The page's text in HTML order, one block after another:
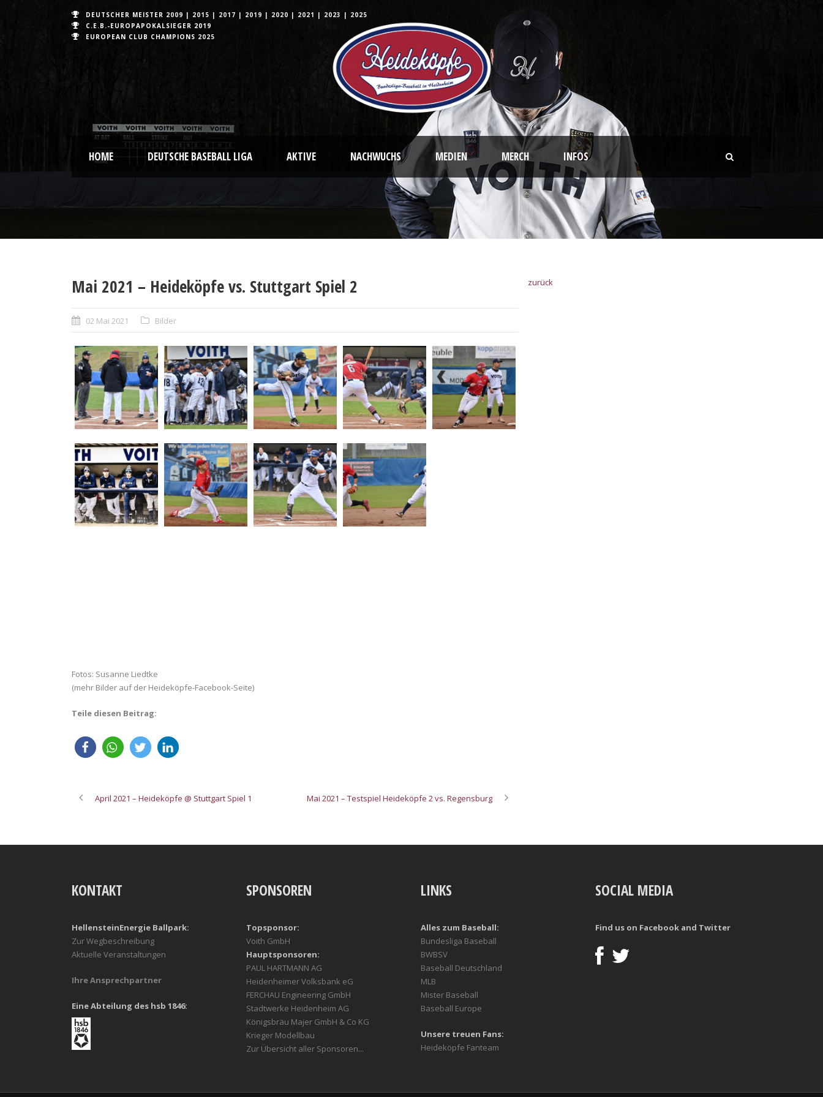
DEUTSCHER MEISTER 2009 | 2015 | 2017 | 2019 | 2020 | 2021 | 2023 | 2025
C.E.B.-EUROPAPOKALSIEGER 2019
EUROPEAN CLUB CHAMPIONS 2025
HOME DEUTSCHE BASEBALL LIGA AKTIVE NACHWUCHS MEDIEN MERCH INFOS
Mai 2021 – Heideköpfe vs. Stuttgart Spiel 2
02 Mai 2021 Bilder
Fotos: Susanne Liedtke
(mehr Bilder auf der Heideköpfe-Facebook-Seite)
Teile diesen Beitrag:
April 2021 – Heideköpfe @ Stuttgart Spiel 1 Mai 2021 – Testspiel Heideköpfe 2 vs. Regensburg
zurück
KONTAKT
HellensteinEnergie Ballpark:
Zur Wegbeschreibung
Aktuelle Veranstaltungen
Ihre Ansprechpartner
Eine Abteilung des hsb 1846:
SPONSOREN
Topsponsor:
Voith GmbH
Hauptsponsoren:
PAUL HARTMANN AG
Heidenheimer Volksbank eG
FERCHAU Engineering GmbH
Stadtwerke Heidenheim AG
Königsbräu Majer GmbH & Co KG
Krieger Modellbau
Zur Übersicht aller Sponsoren...
LINKS
Alles zum Baseball:
Bundesliga Baseball
BWBSV
Baseball Deutschland
MLB
Mister Baseball
Baseball Europe
Unsere treuen Fans:
Heideköpfe Fanteam
SOCIAL MEDIA
Find us on Facebook and Twitter